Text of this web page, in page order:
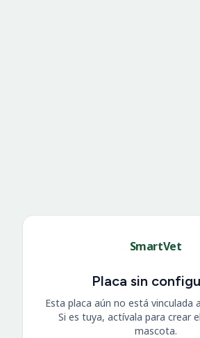
SmartVet
Placa sin
Esta placa aún no está vinculada
Si es tuya, actívala para crear
mascota.